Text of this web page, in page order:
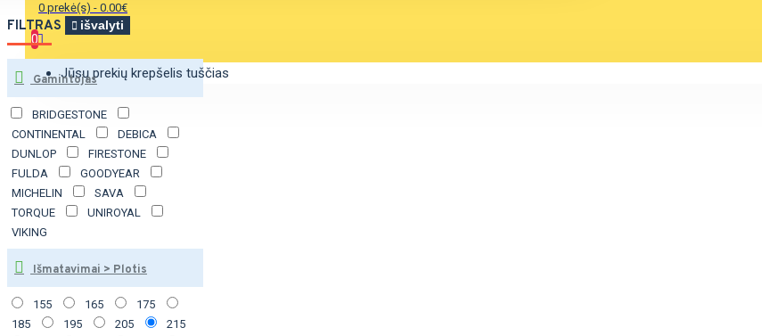
0 prekė(s) - 0.00€
0
Jūsų prekių krepšelis tuščias
FILTRAS išvalyti
Gamintojas
BRIDGESTONE
CONTINENTAL
DEBICA
DUNLOP
FIRESTONE
FULDA
GOODYEAR
MICHELIN
SAVA
TORQUE
UNIROYAL
VIKING
Išmatavimai > Plotis
155 165
175
185
195 205
215